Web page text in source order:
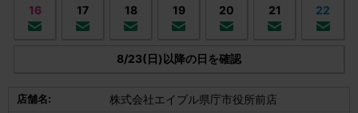
16 17 18 19 20 21 22
8/23(日)以降の日を確認
店舗名: 株式会社エイブル県庁市役所前店